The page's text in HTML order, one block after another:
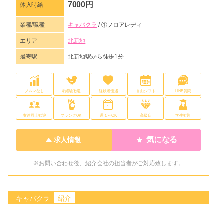
体入時給 7000円
業種/職種 キャバクラ / ①フロアレディ
エリア 北新地
最寄駅 北新地駅から徒歩1分
ノルマなし 未経験歓迎 経験者優遇 自由シフト LINE質問
友達同士歓迎 ブランクOK 週１～OK 高級店 学生歓迎
求人情報 気になる
※お問い合わせ後、紹介会社の担当者がご対応致します。
キャバクラ
紹介